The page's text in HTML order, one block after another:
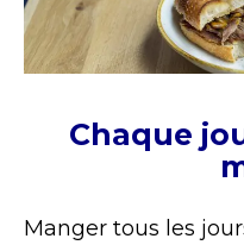
Chaque
Manger tous les